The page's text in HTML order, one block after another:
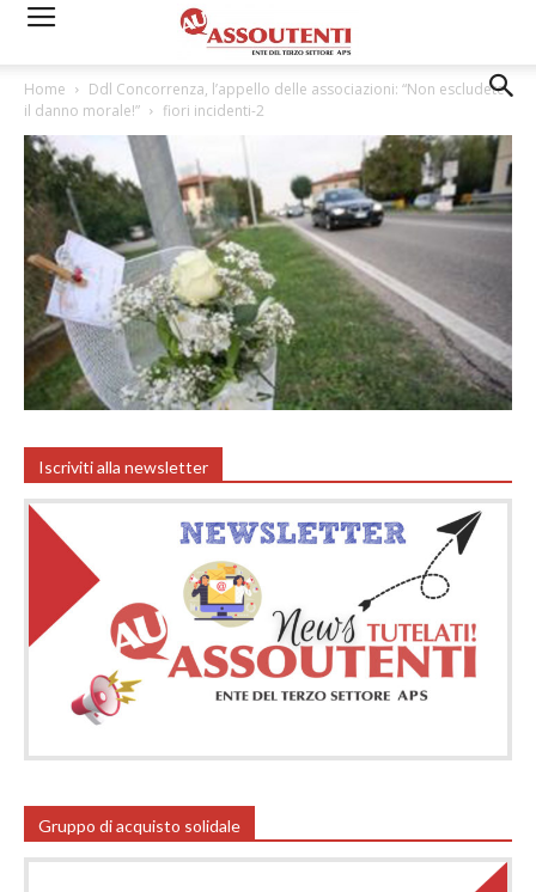
Home
Ddl Concorrenza, l’appello delle associazioni: “Non escludete
il danno morale!”
fiori incidenti-2
Iscriviti alla newsletter
Gruppo di acquisto solidale